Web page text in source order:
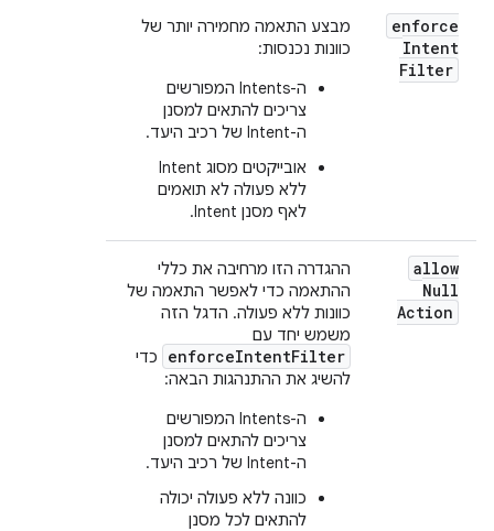
enforce
Intent
Filter
מבצע התאמה מחמירה יותר של
כוונות נכנסות:
ה-Intents המפורשים
צריכים להתאים למסנן
ה-Intent של רכיב היעד.
אובייקטים מסוג Intent
ללא פעולה לא תואמים
לאף מסנן Intent.
allow
Null
Action
ההגדרה הזו מרחיבה את כללי
ההתאמה כדי לאפשר התאמה של
כוונות ללא פעולה. הדגל הזה
משמש יחד עם
enforceIntentFilter
כדי
להשיג את ההתנהגות הבאה:
ה-Intents המפורשים
צריכים להתאים למסנן
ה-Intent של רכיב היעד.
כוונה ללא פעולה יכולה
להתאים לכל מסנן